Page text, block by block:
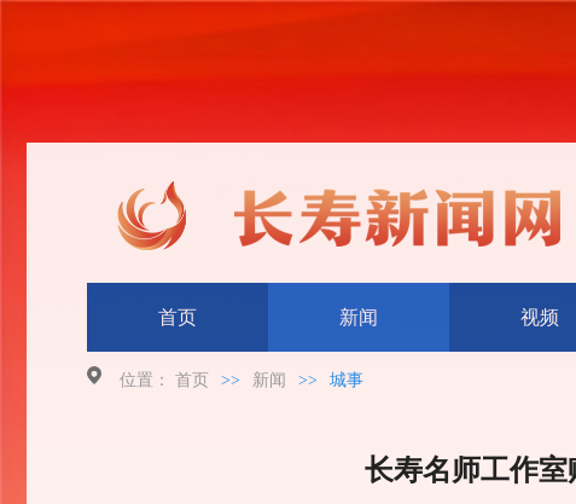
首页 新闻 视频
位置： 首页 >> 新闻 >> 城事
长寿名师工作